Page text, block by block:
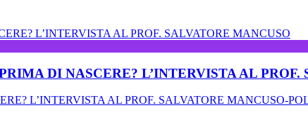
DI NASCERE? L’INTERVISTA AL PROF.
L’INTERVISTA AL PROF. SALVATORE MANCUSO-